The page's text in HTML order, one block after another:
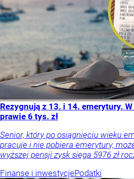
Rezygnują z 13. i 14. emerytury.
prawie 6 tys. zł
Senior, który po osiągnięciu wieku
pracuje i nie pobiera emerytury,
wyższej pensji zysk sięga 5976 zł
Finanse i inwestycjePodatki